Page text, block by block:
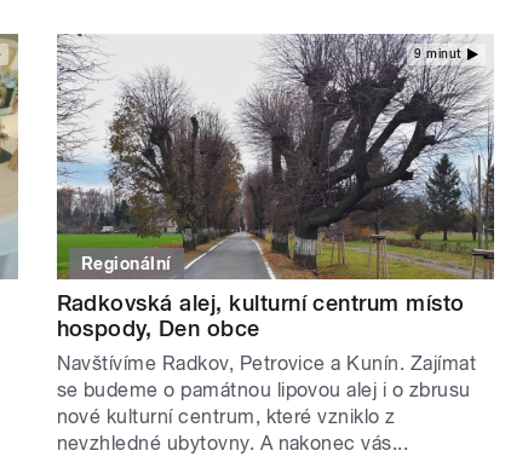
9 minut
Regionální
Radkovská alej, kulturní centrum místo
hospody, Den obce
Navštívíme Radkov, Petrovice a Kunín. Zajímat
se budeme o památnou lipovou alej i o zbrusu
nové kulturní centrum, které vzniklo z
nevzhledné ubytovny. A nakonec vás...